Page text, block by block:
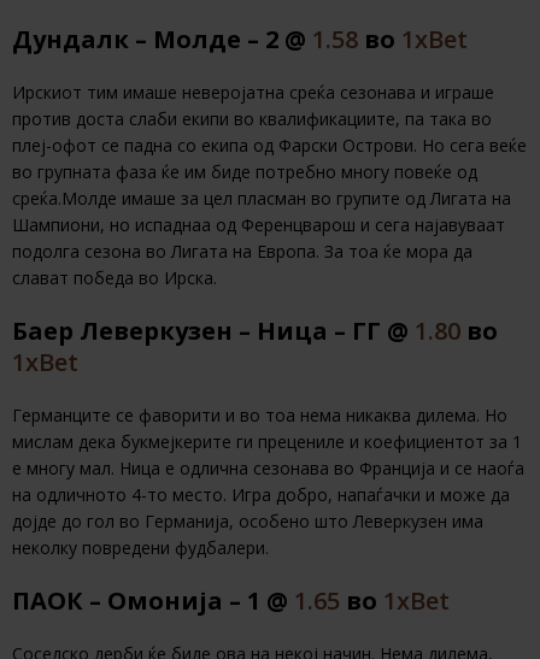
Дундалк – Молде – 2 @ 1.58 во 1хBet
Ирскиот тим имаше неверојатна среќа сезонава и играше
против доста слаби екипи во квалификациите, па така во
плеј-офот се падна со екипа од Фарски Острови. Но сега веќе
во групната фаза ќе им биде потребно многу повеќе од
среќа.Молде имаше за цел пласман во групите од Лигата на
Шампиони, но испаднаа од Ференцварош и сега најавуваат
подолга сезона во Лигата на Европа. За тоа ќе мора да
слават победа во Ирска.
Баер Леверкузен – Ница – ГГ @ 1.80 во
1хBet
Германците се фаворити и во тоа нема никаква дилема. Но
мислам дека букмејкерите ги прецениле и коефициентот за 1
е многу мал. Ница е одлична сезонава во Франција и се наоѓа
на одличното 4-то место. Игра добро, напаѓачки и може да
дојде до гол во Германија, особено што Леверкузен има
неколку повредени фудбалери.
ПАОК – Омонија – 1 @ 1.65 во 1хBet
Соседско дерби ќе биде ова на некој начин. Нема дилема,